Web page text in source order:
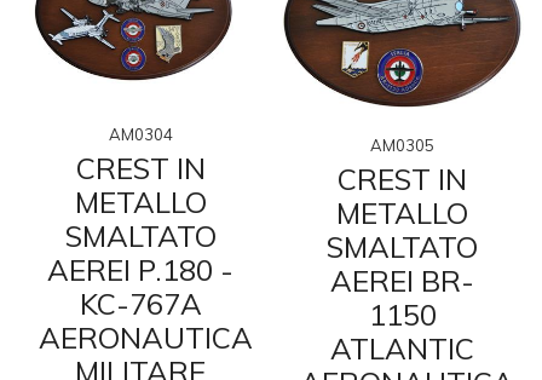
AM0304
CREST IN
METALLO
SMALTATO
AEREI P.180 -
KC-767A
AERONAUTICA
MILITARE
AM0305
CREST IN
METALLO
SMALTATO
AEREI BR-
1150
ATLANTIC